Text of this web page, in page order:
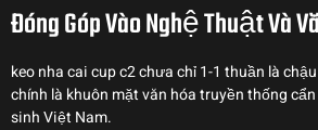
Đóng Góp Vào Nghệ Thuật Và
keo nha cai cup c2 chưa chỉ 1-1 thuần là
chính là khuôn mặt văn hóa truyền thống
sinh Việt Nam.